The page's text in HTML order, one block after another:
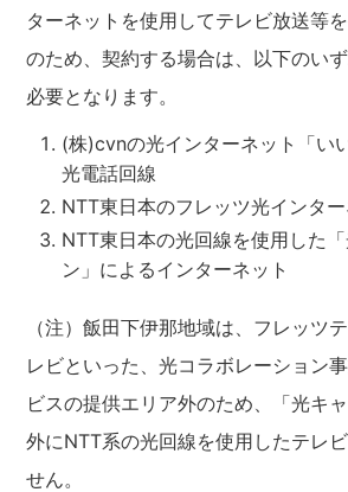
ターネットを使用してテレビ放送等
のため、契約する場合は、以下のい
必要となります。
(株)cvnの光インターネット「い
光電話回線
NTT東日本のフレッツ光インター
NTT東日本の光回線を使用した
ン」によるインターネット
（注）飯田下伊那地域は、フレッツ
レビといった、光コラボレーション
ビスの提供エリア外のため、「光キ
外にNTT系の光回線を使用したテレ
せん。